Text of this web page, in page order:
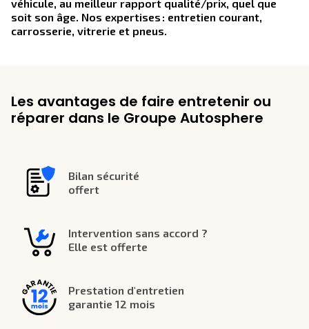
véhicule, au meilleur rapport qualité/prix, quel que
soit son âge. Nos expertises : entretien courant,
carrosserie, vitrerie et pneus.
Les avantages de faire entretenir ou
réparer dans le Groupe Autosphere
Bilan sécurité
offert
Intervention sans accord ?
Elle est offerte
Prestation d'entretien
garantie 12 mois